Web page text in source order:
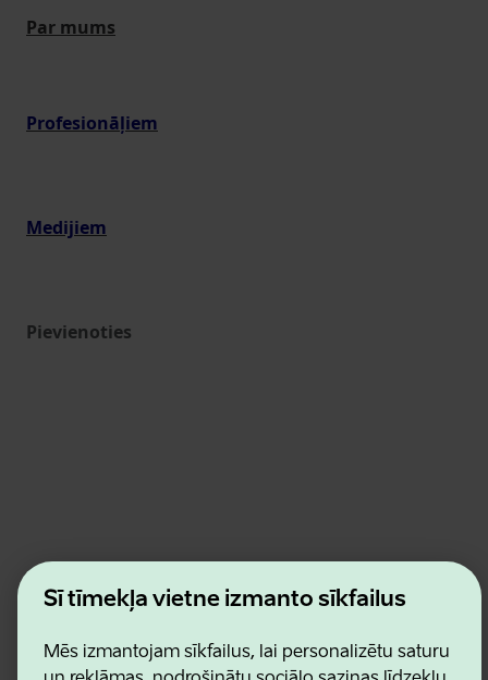
Šī tīmekļa vietne izmanto sīkfailus
Mēs izmantojam sīkfailus, lai personalizētu saturu
Par mums
Profesionāļiem
Medijiem
Pievienoties
Estonian Business and Innovation Agency
Kontakti
Lietošanas noteikumi
Sīkdatņu un konfidencialitātes politika